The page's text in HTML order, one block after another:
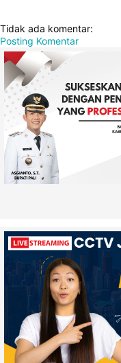
Tidak ada komentar:
Posting Komentar